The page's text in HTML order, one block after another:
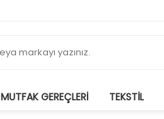
MUTFAK GEREÇLERI TEKSTIL